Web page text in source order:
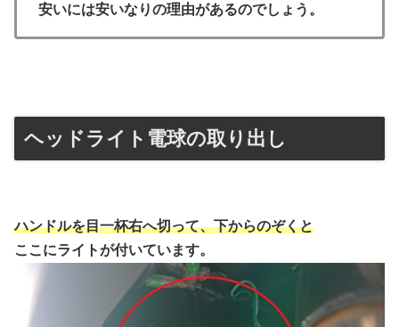
安いには安いなりの理由があるのでしょう。
ヘッドライト電球の取り出し
ハンドルを目一杯右へ切って、下からのぞくと
ここにライトが付いています。